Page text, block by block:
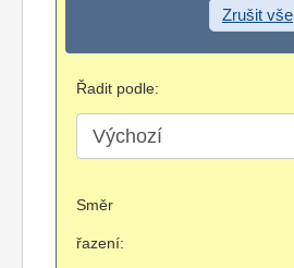
Zrušit vše
Řadit podle:
Směr
řazení: